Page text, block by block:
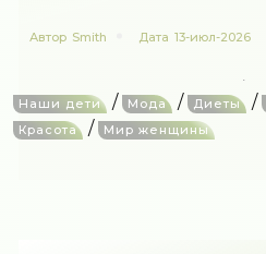
Автор Smith Дата 13-июл-2026
Наши дети / Мода / Диеты /
Красота / Мир женщины